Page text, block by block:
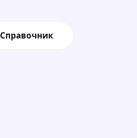
Справочник